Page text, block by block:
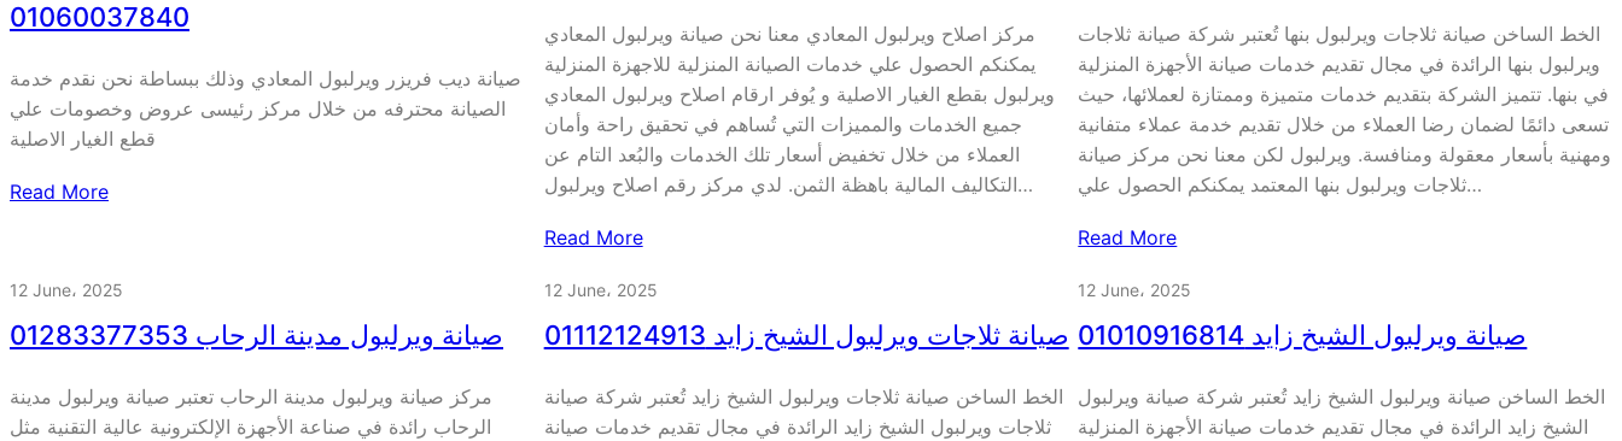
01060037840
صيانة ديب فريزر ويرلبول المعادي وذلك ببساطة نحن نقدم خدمة
الصيانة محترفه من خلال مركز رئيسى عروض وخصومات علي
قطع الغيار الاصلية
Read More
مركز اصلاح ويرلبول المعادي معنا نحن صيانة ويرلبول المعادي
يمكنكم الحصول علي خدمات الصيانة المنزلية للاجهزة المنزلية
ويرلبول بقطع الغيار الاصلية و يُوفر ارقام اصلاح ويرلبول المعادي
جميع الخدمات والمميزات التي تُساهم في تحقيق راحة وأمان
العملاء من خلال تخفيض أسعار تلك الخدمات والبُعد التام عن
التكاليف المالية باهظة الثمن. لدي مركز رقم اصلاح ويرلبول…
Read More
الخط الساخن صيانة ثلاجات ويرلبول بنها تُعتبر شركة صيانة ثلاجات
ويرلبول بنها الرائدة في مجال تقديم خدمات صيانة الأجهزة المنزلية
في بنها. تتميز الشركة بتقديم خدمات متميزة وممتازة لعملائها، حيث
تسعى دائمًا لضمان رضا العملاء من خلال تقديم خدمة عملاء متفانية
ومهنية بأسعار معقولة ومنافسة. ويرلبول لكن معنا نحن مركز صيانة
ثلاجات ويرلبول بنها المعتمد يمكنكم الحصول علي…
Read More
12 June، 2025
صيانة ويرلبول مدينة الرحاب 01283377353
مركز صيانة ويرلبول مدينة الرحاب تعتبر صيانة ويرلبول مدينة
الرحاب رائدة في صناعة الأجهزة الإلكترونية عالية التقنية مثل
12 June، 2025
صيانة ثلاجات ويرلبول الشيخ زايد 01112124913
الخط الساخن صيانة ثلاجات ويرلبول الشيخ زايد تُعتبر شركة صيانة
ثلاجات ويرلبول الشيخ زايد الرائدة في مجال تقديم خدمات صيانة
12 June، 2025
صيانة ويرلبول الشيخ زايد 01010916814
الخط الساخن صيانة ويرلبول الشيخ زايد تُعتبر شركة صيانة ويرلبول
الشيخ زايد الرائدة في مجال تقديم خدمات صيانة الأجهزة المنزلية